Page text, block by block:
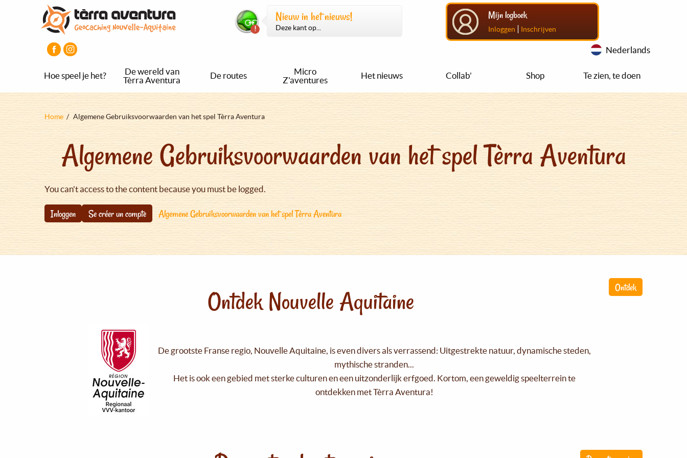
Nieuw in het nieuws!
Deze kant op...
Mijn logboek
Inloggen | Inschrijven
Nederlands
Hoe speel je het?
De wereld van
Tèrra Aventura
De routes
Micro
Z'aventures
Het nieuws Collab' Shop Te zien, te doen
Kruimelpad
Home Algemene Gebruiksvoorwaarden van het spel Tèrra Aventura
Algemene Gebruiksvoorwaarden van het spel Tèrra Aventura
You can't access to the content because you must be logged.
Inloggen Se créer un compte Algemene Gebruiksvoorwaarden van het spel Tèrra Aventura
Ontdek
Ontdek Nouvelle Aquitaine
De grootste Franse regio, Nouvelle Aquitaine, is even divers als verrassend: Uitgestrekte natuur, dynamische steden,
mythische stranden...
Het is ook een gebied met sterke culturen en een uitzonderlijk erfgoed. Kortom, een geweldig speelterrein te
ontdekken met Tèrra Aventura!